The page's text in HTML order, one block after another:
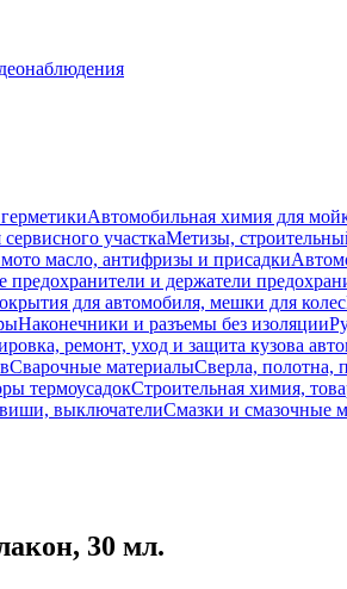
Автомобильная химия для
участкаМетизы,
масло, антифризы и присадки
и держатели
для автомобиля, мешки для колес
Наконечники и разъемы без изоляции
ремонт, уход и защита кузова
Сварочные материалыСверла, полотна,
термоусадокСтроительная химия,
выключателиСмазки и смазочные
30 мл.